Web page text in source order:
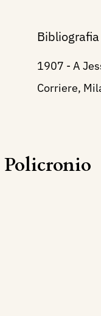
1907 - A
Corriere,